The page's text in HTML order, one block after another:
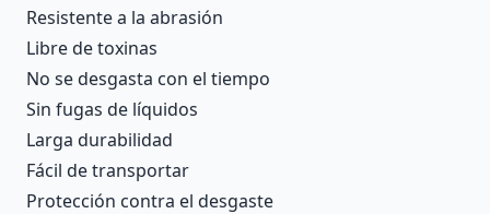
Resistente a la abrasión
Libre de toxinas
No se desgasta con el tiempo
Sin fugas de líquidos
Larga durabilidad
Fácil de transportar
Protección contra el desgaste